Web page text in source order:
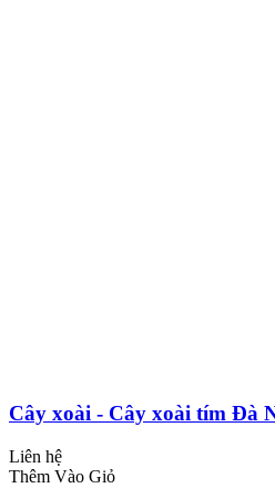
Cây xoài - Cây xoài tím Đà
Liên hệ
Thêm Vào Giỏ